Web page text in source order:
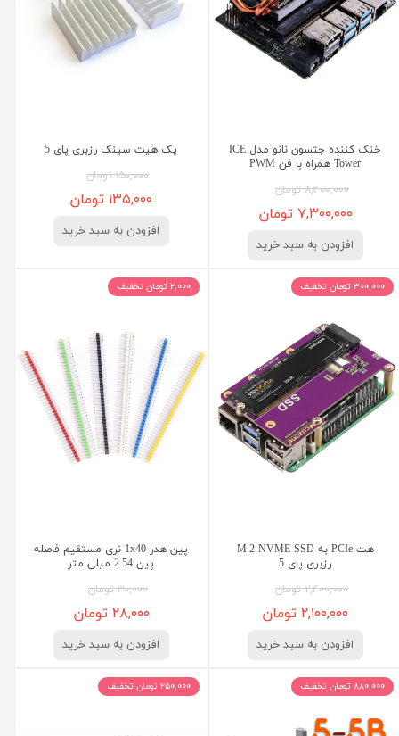
خنک کننده جتسون نانو مدل ICE
Tower همراه با فن PWM
۸,۴۰۰,۰۰۰ تومان
۷,۳۰۰,۰۰۰ تومان
افزودن به سبد خرید
پک هیت سینک رزبری پای 5
۱۵۰,۰۰۰ تومان
۱۳۵,۰۰۰ تومان
افزودن به سبد خرید
هت PCIe به M.2 NVME SSD
رزبری پای 5
۲,۴۰۰,۰۰۰ تومان
۲,۱۰۰,۰۰۰ تومان
افزودن به سبد خرید
۳۰۰,۰۰۰ تومان تخفیف
پین هدر 1x40 نری مستقیم فاصله
پین 2.54 میلی متر
۳۰,۰۰۰ تومان
۲۸,۰۰۰ تومان
افزودن به سبد خرید
۲,۰۰۰ تومان تخفیف
۸۸۰,۰۰۰ تومان تخفیف ۲۵۰,۰۰۰ تومان تخفیف